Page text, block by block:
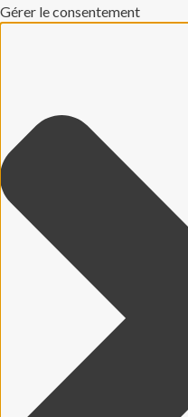
Gérer le consentement